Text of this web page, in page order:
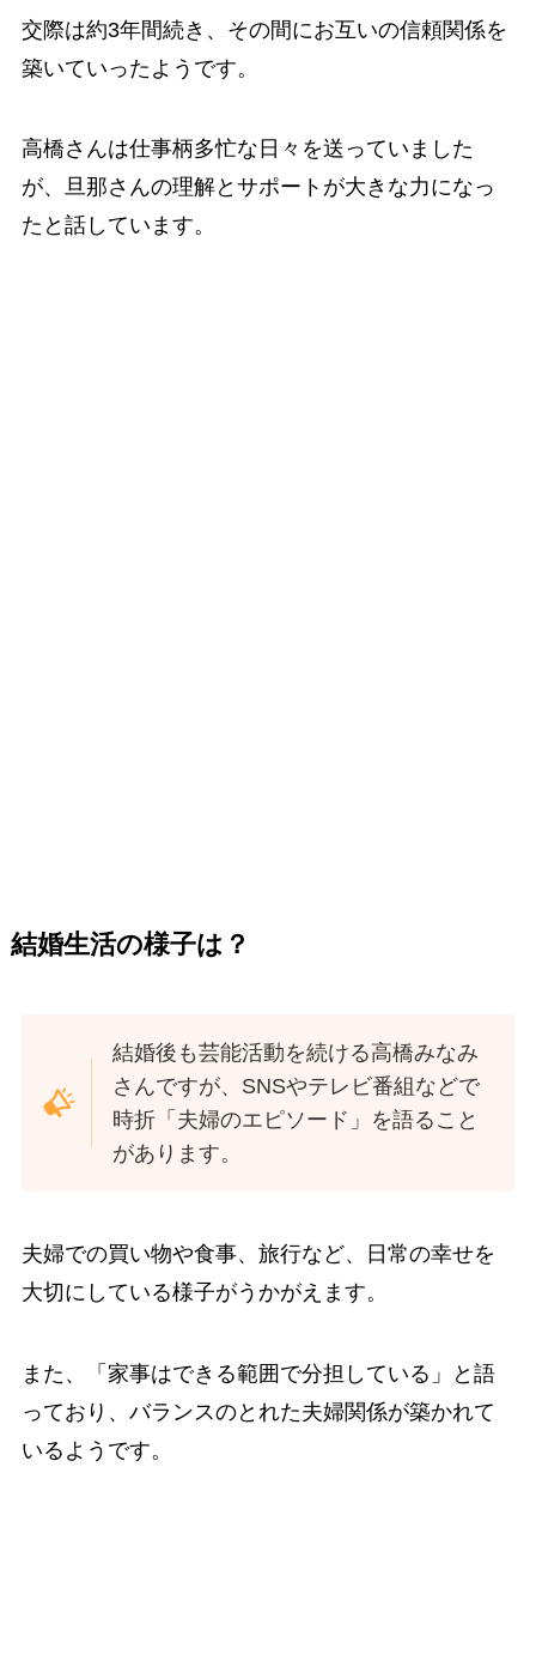
交際は約3年間続き、その間にお互いの信頼関係を
築いていったようです。
高橋さんは仕事柄多忙な日々を送っていました
が、旦那さんの理解とサポートが大きな力になっ
たと話しています。
結婚生活の様子は？
結婚後も芸能活動を続ける高橋みなみ
さんですが、SNSやテレビ番組などで
時折「夫婦のエピソード」を語ること
があります。
夫婦での買い物や食事、旅行など、日常の幸せを
大切にしている様子がうかがえます。
また、「家事はできる範囲で分担している」と語
っており、バランスのとれた夫婦関係が築かれて
いるようです。